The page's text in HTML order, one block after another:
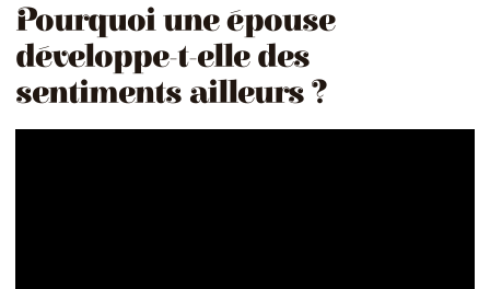
Pourquoi une épouse
développe-t-elle des
sentiments ailleurs ?